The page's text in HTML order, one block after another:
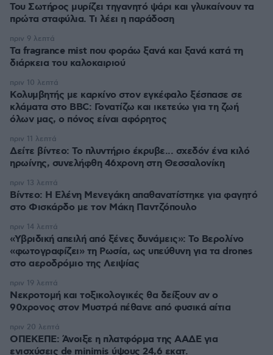
Του Σωτήρος μυρίζει τηγανητό ψάρι και γλυκαίνουν τα
πρώτα σταφύλια. Τι λέει η παράδοση
Τα fragrance mist που φοράω ξανά και ξανά κατά τη
διάρκεια του καλοκαιριού
πριν 9 λεπτά
Κολυμβητής με καρκίνο στον εγκέφαλο ξέσπασε σε
κλάματα στο BBC: Γονατίζω και ικετεύω για τη ζωή
όλων μας, ο πόνος είναι αφόρητος
πριν 10 λεπτά
Δείτε βίντεο: Το πλυντήριο έκρυβε... σχεδόν ένα κιλό
ηρωίνης, συνελήφθη 46χρονη στη Θεσσαλονίκη
πριν 11 λεπτά
Βίντεο: Η Ελένη Μενεγάκη απαθανατίστηκε για φαγητό
στο Φισκάρδο με τον Μάκη Παντζόπουλο
πριν 13 λεπτά
«Υβριδική απειλή από ξένες δυνάμεις»: Το Βερολίνο
«φωτογραφίζει» τη Ρωσία, ως υπεύθυνη για τα drones
στο αεροδρόμιο της Λειψίας
πριν 14 λεπτά
Νεκροτομή και τοξικολογικές θα δείξουν αν ο
90χρονος στον Μυστρά πέθανε από φυσικά αίτια
πριν 19 λεπτά
ΟΠΕΚΕΠΕ: Άνοιξε η πλατφόρμα της ΑΑΔΕ για
ενισχύσεις de minimis ύψους 24,6 εκατ.
πριν 20 λεπτά